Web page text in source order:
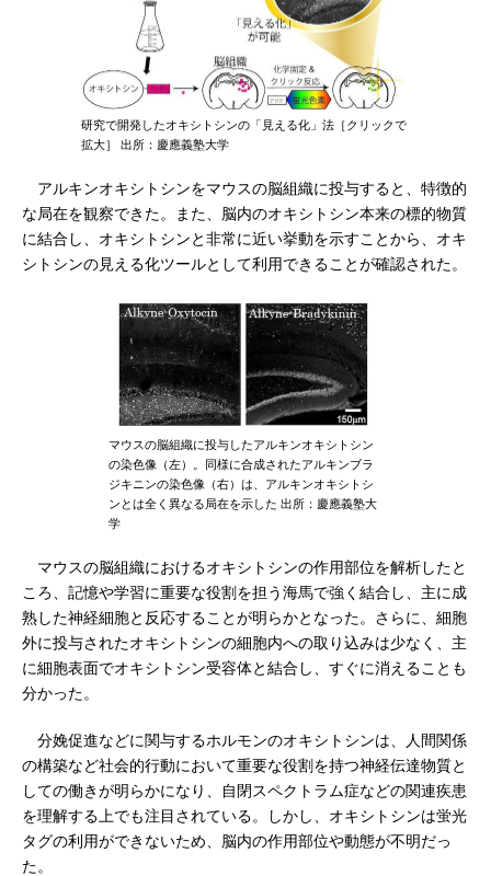
研究で開発したオキシトシンの「見える化」法［クリックで
拡大］ 出所：慶應義塾大学
アルキンオキシトシンをマウスの脳組織に投与すると、特徴的
な局在を観察できた。また、脳内のオキシトシン本来の標的物質
に結合し、オキシトシンと非常に近い挙動を示すことから、オキ
シトシンの見える化ツールとして利用できることが確認された。
マウスの脳組織に投与したアルキンオキシトシン
の染色像（左）。同様に合成されたアルキンブラ
ジキニンの染色像（右）は、アルキンオキシトシ
ンとは全く異なる局在を示した 出所：慶應義塾大
学
マウスの脳組織におけるオキシトシンの作用部位を解析したと
ころ、記憶や学習に重要な役割を担う海馬で強く結合し、主に成
熟した神経細胞と反応することが明らかとなった。さらに、細胞
外に投与されたオキシトシンの細胞内への取り込みは少なく、主
に細胞表面でオキシトシン受容体と結合し、すぐに消えることも
分かった。
分娩促進などに関与するホルモンのオキシトシンは、人間関係
の構築など社会的行動において重要な役割を持つ神経伝達物質と
しての働きが明らかになり、自閉スペクトラム症などの関連疾患
を理解する上でも注目されている。しかし、オキシトシンは蛍光
タグの利用ができないため、脳内の作用部位や動態が不明だっ
た。